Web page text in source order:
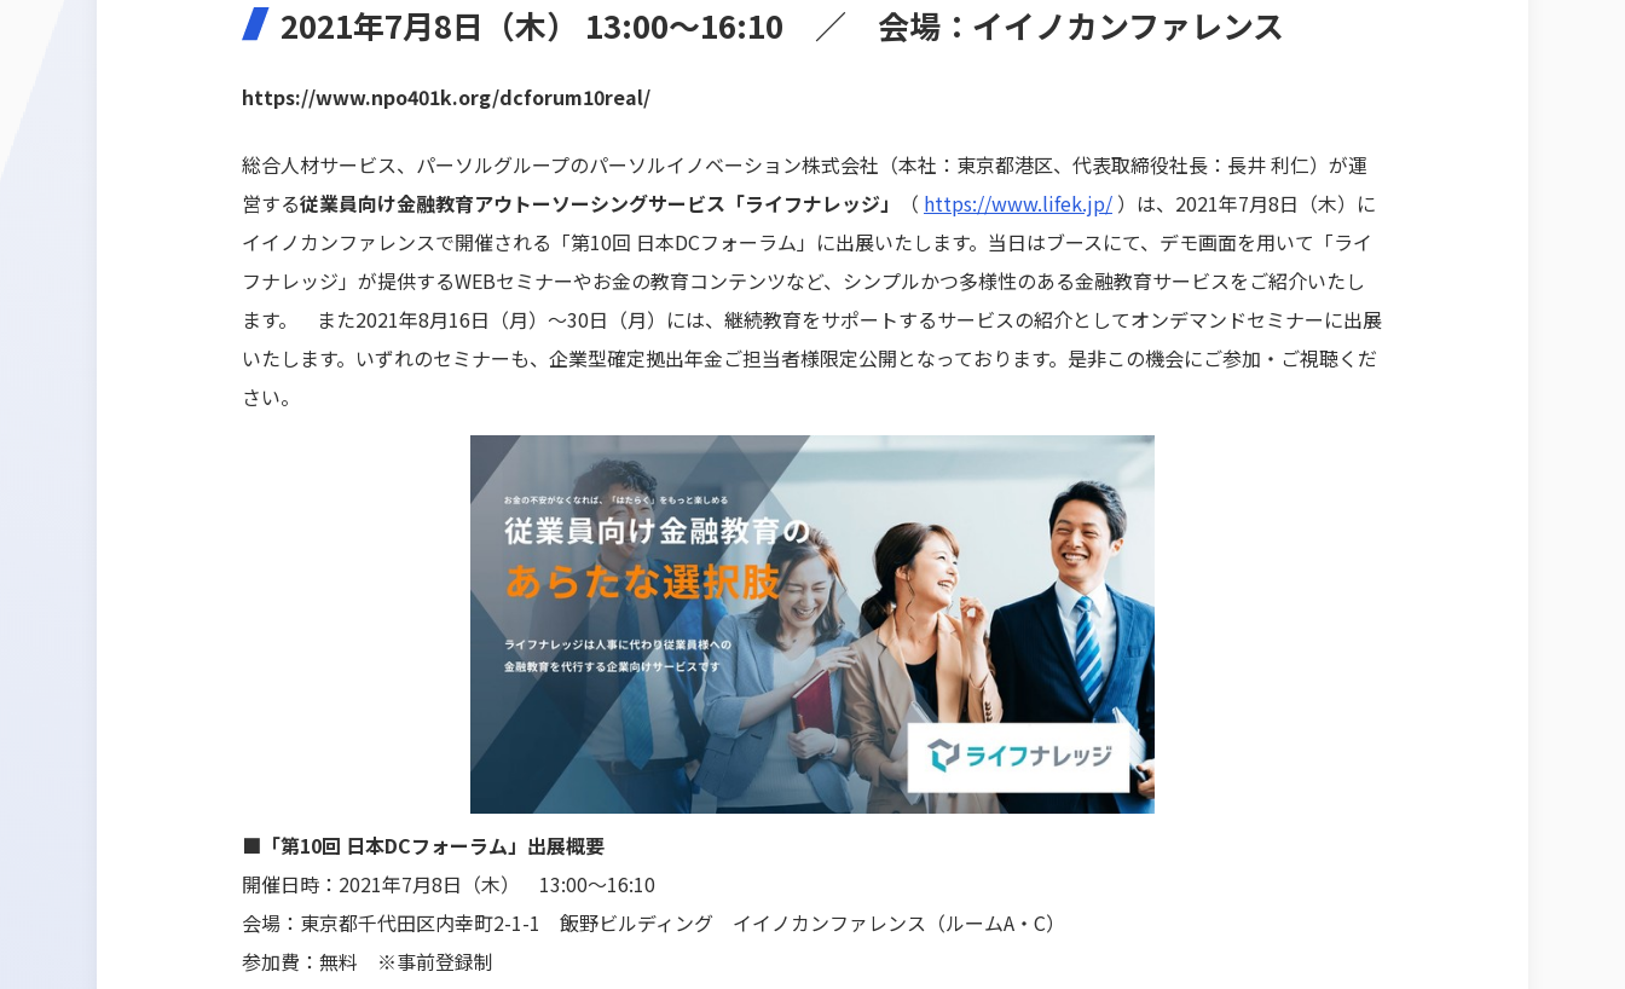
2021年7月8日（木） 13:00〜16:10 ／ 会場：イイノカンファレンス
https://www.npo401k.org/dcforum10real/
総合人材サービス、パーソルグループのパーソルイノベーション株式会社（本社：東京都港区、代表取締役社長：長井 利仁）が運
営する従業員向け金融教育アウトーソーシングサービス「ライフナレッジ」 （ https://www.lifek.jp/ ）は、2021年7月8日（木）に
イイノカンファレンスで開催される「第10回 日本DCフォーラム」に出展いたします。当日はブースにて、デモ画面を用いて「ライ
フナレッジ」が提供するWEBセミナーやお金の教育コンテンツなど、シンプルかつ多様性のある金融教育サービスをご紹介いたし
ます。 また2021年8月16日（月）～30日（月）には、継続教育をサポートするサービスの紹介としてオンデマンドセミナーに出展
いたします。いずれのセミナーも、企業型確定拠出年金ご担当者様限定公開となっております。是非この機会にご参​加・ご視聴くだ
さい。
■「第10回 日本DCフォーラム」出展概要
開催日時：2021年7月8日（木） 13:00〜16:10
会場：東京都千代田区内幸町2-1-1 飯野ビルディング イイノカンファレンス（ルームA・C）
参加費：無料 ※事前登録制